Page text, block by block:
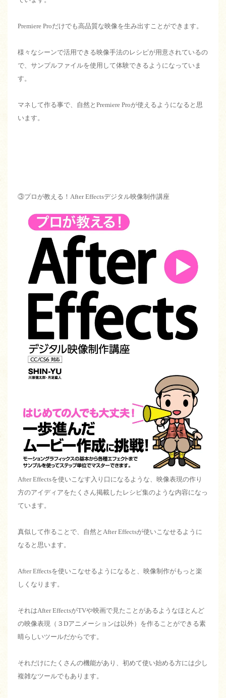
Premiere Proだけでも高品質な映像を生み出すことができます。
様々なシーンで活用できる映像手法のレシピが用意されているの
で、サンプルファイルを使用して体験できるようになっていま
す。
マネして作る事で、自然とPremiere Proが使えるようになると思
います。
③プロが教える！After Effectsデジタル映像制作講座
After Effectsを使いこなす入り口になるような、映像表現の作り
方のアイディアをたくさん掲載したレシピ集のような内容になっ
ています。
真似して作ることで、自然とAfter Effectsが使いこなせるように
なると思います。
After Effectsを使いこなせるようになると、映像制作がもっと楽
しくなります。
それはAfter EffectsがTVや映画で見たことがあるようなほとんど
の映像表現（３Dアニメーションは以外）を作ることができる素
晴らしいツールだからです。
それだけにたくさんの機能があり、初めて使い始める方には少し
複雑なツールでもあります。